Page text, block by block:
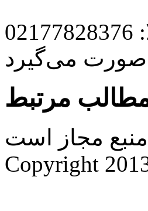
صورت می‌گیرد
مرتبط
مجاز است. |
Copyright